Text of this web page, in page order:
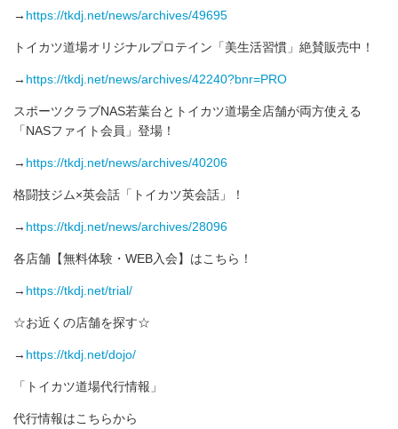
→ https://tkdj.net/news/archives/49695
トイカツ道場オリジナルプロテイン「美生活習慣」絶賛販売中！
→ https://tkdj.net/news/archives/42240?bnr=PRO
スポーツクラブNAS若葉台とトイカツ道場全店舗が両方使える
「NASファイト会員」登場！
→ https://tkdj.net/news/archives/40206
格闘技ジム×英会話「トイカツ英会話」！
→ https://tkdj.net/news/archives/28096
各店舗【無料体験・WEB入会】はこちら！
→ https://tkdj.net/trial/
☆お近くの店舗を探す☆
→ https://tkdj.net/dojo/
「トイカツ道場代行情報」
代行情報はこちらから